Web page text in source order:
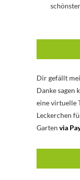
Dir gefällt
Danke sagen
eine virtuelle
Leckerchen
Garten via